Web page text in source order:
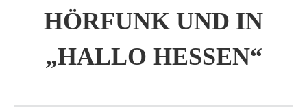
HÖRFUNK UND IN
„HALLO HESSEN“